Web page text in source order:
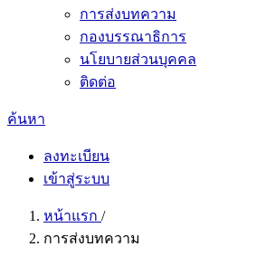
การส่งบทความ
กองบรรณาธิการ
นโยบายส่วนบุคคล
ติดต่อ
ค้นหา
ลงทะเบียน
เข้าสู่ระบบ
หน้าแรก /
การส่งบทความ